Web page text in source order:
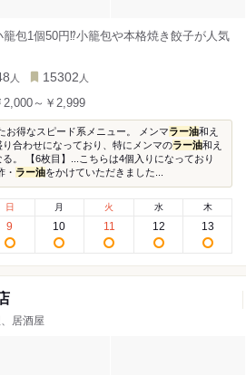
包1個50円⁉小籠包や本格焼き餃子が人気
人 15302 人
2,000～￥2,999
お得なスピード系メニュー。 メンマラー油和え
合わせになっており、特にメンマのラー油和え
。 【6枚目】...こちらは4個入りになっており
・ ラー油をかけていただきました...
日
9
月
10
火
11
水
12
木
13
居酒屋